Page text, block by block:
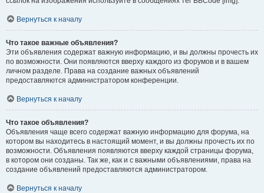
Вернуться к началу
Что такое важные объявления?
Эти объявления содержат важную информацию, и вы должны прочесть их
по возможности. Они появляются вверху каждого из форумов и в вашем
личном разделе. Права на создание важных объявлений
предоставляются администратором конференции.
Вернуться к началу
Что такое объявления?
Объявления чаще всего содержат важную информацию для форума, на
котором вы находитесь в настоящий момент, и вы должны прочесть их по
возможности. Объявления появляются вверху каждой страницы форума,
в котором они созданы. Так же, как и с важными объявлениями, права на
создание объявлений предоставляются администратором.
Вернуться к началу